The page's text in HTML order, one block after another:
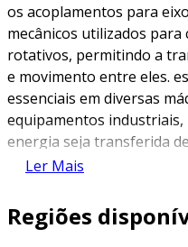
os acoplamentos para
mecânicos utilizados para
rotativos, permitindo a
e movimento entre eles.
essenciais em diversas
equipamentos
energia seja transferida
sem rupturas durante a
determinantes para o
durabilidade do sistema
Ler Mais
Regiões